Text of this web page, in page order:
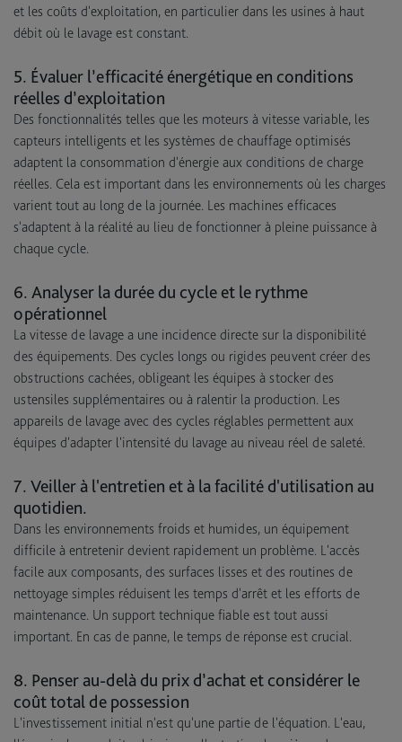
et les coûts d'exploitation, en particulier dans les usines à haut
débit où le lavage est constant.
5. Évaluer l’efficacité énergétique en conditions
réelles d’exploitation
Des fonctionnalités telles que les moteurs à vitesse variable, les
capteurs intelligents et les systèmes de chauffage optimisés
adaptent la consommation d'énergie aux conditions de charge
réelles. Cela est important dans les environnements où les charges
varient tout au long de la journée. Les machines efficaces
s'adaptent à la réalité au lieu de fonctionner à pleine puissance à
chaque cycle.
6. Analyser la durée du cycle et le rythme
opérationnel
La vitesse de lavage a une incidence directe sur la disponibilité
des équipements. Des cycles longs ou rigides peuvent créer des
obstructions cachées, obligeant les équipes à stocker des
ustensiles supplémentaires ou à ralentir la production. Les
appareils de lavage avec des cycles réglables permettent aux
équipes d'adapter l'intensité du lavage au niveau réel de saleté.
7. Veiller à l'entretien et à la facilité d'utilisation au
quotidien.
Dans les environnements froids et humides, un équipement
difficile à entretenir devient rapidement un problème. L'accès
facile aux composants, des surfaces lisses et des routines de
nettoyage simples réduisent les temps d'arrêt et les efforts de
maintenance. Un support technique fiable est tout aussi
important. En cas de panne, le temps de réponse est crucial.
8. Penser au-delà du prix d’achat et considérer le
coût total de possession
L'investissement initial n'est qu'une partie de l'équation. L'eau,